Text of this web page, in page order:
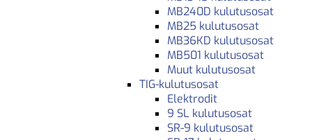
MB240D kulutusosat
MB25 kulutusosat
MB36KD kulutusosat
MB501 kulutusosat
Muut kulutusosat
TIG-kulutusosat
Elektrodit
9 SL kulutusosat
SR-9 kulutusosat